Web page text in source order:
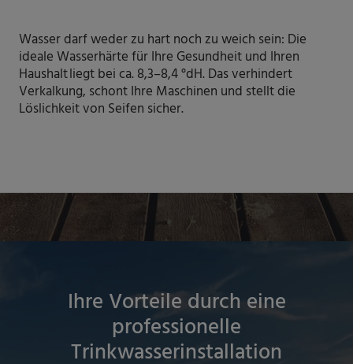
Wasser darf weder zu hart noch zu weich sein: Die
ideale Wasserhärte für Ihre Gesundheit und Ihren
Haushalt liegt bei ca. 8,3–8,4 °dH. Das verhindert
Verkalkung, schont Ihre Maschinen und stellt die
Löslichkeit von Seifen sicher.
Ihre Vorteile durch eine
professionelle
Trinkwasserinstallation